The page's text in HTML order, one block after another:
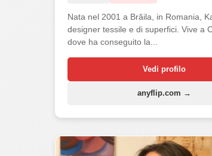
Nata nel 2001 a Brăila, in Romania,
designer tessile e di superfici. Vive a
dove ha conseguito la...
Vedi profilo
anyflip.com →